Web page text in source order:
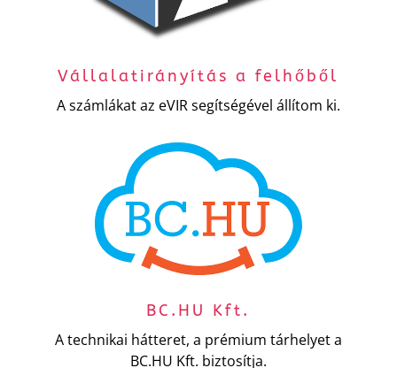
Vállalatirányítás a felhőből
A számlákat az eVIR segítségével állítom ki.
BC.HU Kft.
A technikai hátteret, a prémium tárhelyet a
BC.HU Kft. biztosítja.